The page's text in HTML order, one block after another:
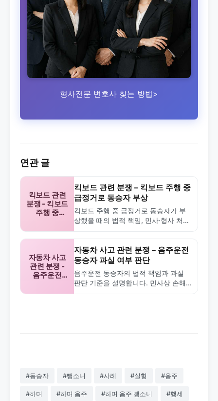
형사전문 변호사 찾는 방법>
연관 글
킥보드 관련
분쟁 - 킥보드
주행 중
동승자 부상.
킥보드 관련 분쟁 – 킥보드 주행 중
급정거로 동승자 부상
킥보드 주행 중 급정거로 동승자가 부
상했을 때의 법적 책임, 민사·형사 처벌,
자동차 사고
관련 분쟁 -
음주운전
여부 판단.
자동차 사고 관련 분쟁 – 음주운전
동승자 과실 여부 판단
음주운전 동승자의 법적 책임과 과실
판단 기준을 설명합니다. 민사상 손해
#동승자 #뺑소니 #사례 #실형 #음주
#하며 #하며 음주 #하며 음주 뺑소니 #행세